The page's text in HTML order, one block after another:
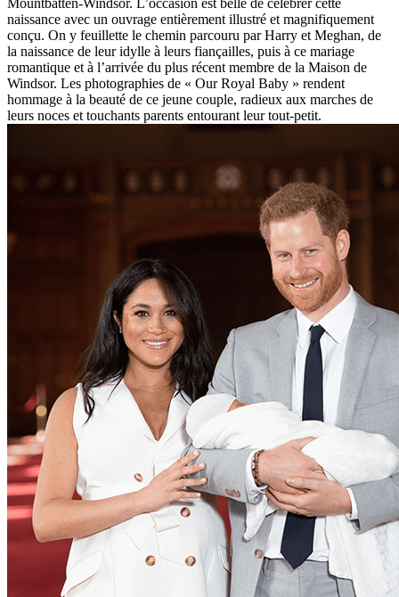
Mountbatten-Windsor. L’occasion est belle de célébrer cette
naissance avec un ouvrage entièrement illustré et magnifiquement
conçu. On y feuillette le chemin parcouru par Harry et Meghan, de
la naissance de leur idylle à leurs fiançailles, puis à ce mariage
romantique et à l’arrivée du plus récent membre de la Maison de
Windsor. Les photographies de « Our Royal Baby » rendent
hommage à la beauté de ce jeune couple, radieux aux marches de
leurs noces et touchants parents entourant leur tout-petit.